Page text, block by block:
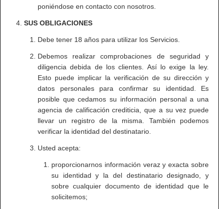
poniéndose en contacto con nosotros.
SUS OBLIGACIONES
Debe tener 18 años para utilizar los Servicios.
Debemos realizar comprobaciones de seguridad y
diligencia debida de los clientes. Así lo exige la ley.
Esto puede implicar la verificación de su dirección y
datos personales para confirmar su identidad. Es
posible que cedamos su información personal a una
agencia de calificación crediticia, que a su vez puede
llevar un registro de la misma. También podemos
verificar la identidad del destinatario.
Usted acepta:
proporcionarnos información veraz y exacta sobre
su identidad y la del destinatario designado, y
sobre cualquier documento de identidad que le
solicitemos;